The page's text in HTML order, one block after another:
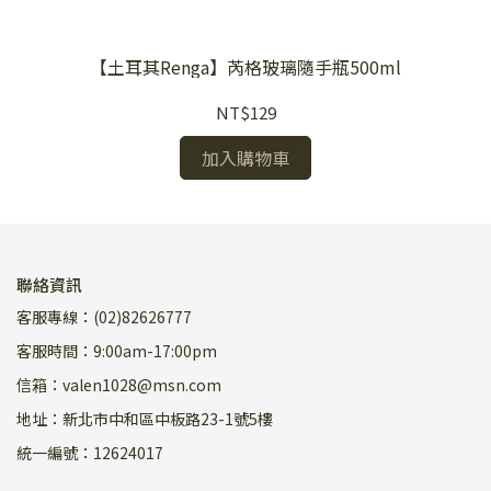
【土耳其Renga】芮格玻璃隨手瓶500ml
NT$129
加入購物車
聯絡資訊
客服專線：(02)82626777
客服時間：9:00am-17:00pm
信箱：valen1028@msn.com
地址：新北市中和區中板路23-1號5樓
統一編號：12624017